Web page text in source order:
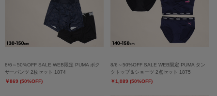
8/6～50%OFF SALE WEB限定 PUMA ボク
サーパンツ 2枚セット 1874
￥869 (50%OFF)
8/6～50%OFF SALE WEB限定 PUMA タン
クトップ＆ショーツ 2点セット 1875
￥1,089 (50%OFF)